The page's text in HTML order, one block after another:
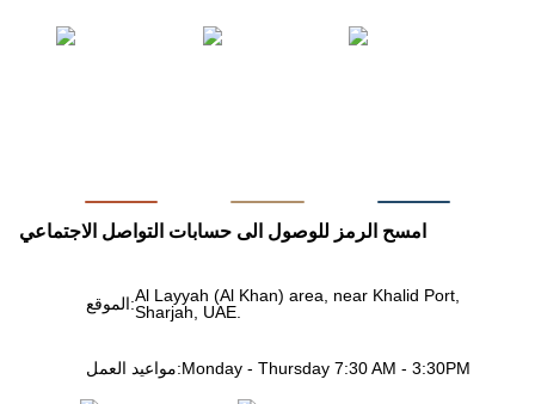
امسح الرمز للوصول الى حسابات التواصل الاجتماعي
الموقع:Al Layyah (Al Khan) area, near Khalid Port,
Sharjah, UAE.
مواعيد العمل:Monday - Thursday 7:30 AM - 3:30PM